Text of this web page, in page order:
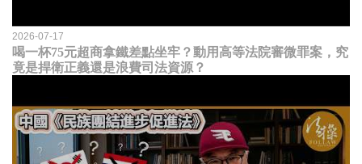
2026-07-17
喝一杯75元超商拿鐵差點坐牢？動用高等法院審微罪案，究
竟是捍衛正義還是浪費司法資源？